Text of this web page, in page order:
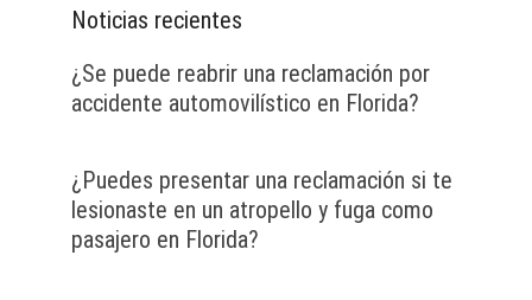
Noticias recientes
¿Se puede reabrir una reclamación por
accidente automovilístico en Florida?
¿Puedes presentar una reclamación si te
lesionaste en un atropello y fuga como
pasajero en Florida?